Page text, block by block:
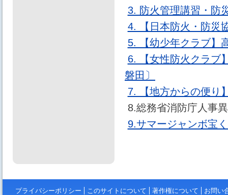
3. 防火管理講習・防
4. 【日本防火・防災
5. 【幼少年クラブ】
6. 【女性防火クラブ
磐田〕
7. 【地方からの便り
8.総務省消防庁人事
9.サマージャンボ宝
プライバシーポリシー このサイトについて 著作権について お問い